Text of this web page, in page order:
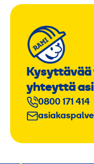
yhteyttä
0800 171 414